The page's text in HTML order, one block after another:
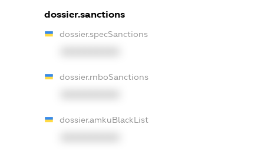
dossier.sanctions
dossier.specSanctions
dossier.rnboSanctions
dossier.amkuBlackList